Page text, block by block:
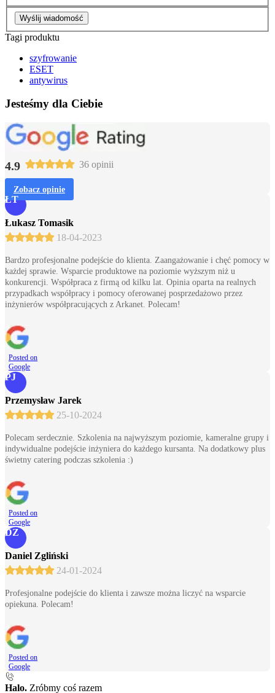
Wyślij wiadomość
Tagi produktu
szyfrowanie
ESET
antywirus
Jesteśmy dla Ciebie
4.9 36 opinii
Zobacz opinie
ŁT
Łukasz Tomasik
18-04-2023
Bardzo profesjonalne podejście do klienta. Zaangażowanie i chęć pomocy w
każdej sprawie. Wsparcie produktowe na poziomie wyższym niż u
konkurencji. Współpraca z firmą od kilku lat. Opinia oparta na realnych
przypadkach współpracy i pomocy oferowanej posprzedażowo przez
inżynierów współpracujących z Arkanet. Polecam!
Posted on
Google
PJ
Przemysław Jarek
25-10-2024
Polecam serdecznie. Szkolenia na najwyższym poziomie, kameralne grupy i
indywidualne podejście inżyniera do każdego kursanta. Na dodatkowy plus
świetny catering podczas szkolenia :)
Posted on
Google
DZ
Daniel Zgliński
24-01-2024
Profesjonalne podejście do klienta i zawsze można liczyć na wsparcie
opiekuna. Polecam!
Posted on
Google
Halo. Zróbmy coś razem